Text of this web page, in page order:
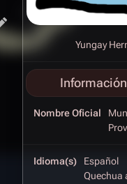
Yungay
Nombre Oficial
Idioma(s)
Español
Quechua